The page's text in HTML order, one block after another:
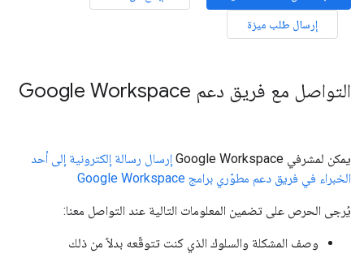
إرسال طلب ميزة
التواصل مع فريق دعم Google Workspace
يمكن لمشرفي Google Workspace
إرسال رسالة إلكترونية إلى أحد
الخبراء في فريق دعم مطوّري برامج Google Workspace
يُرجى الحرص على تضمين المعلومات التالية عند التواصل معنا:
وصف المشكلة والسلوك الذي كنت تتوقّعه بدلاً من ذلك